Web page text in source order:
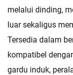
melalui dinding,
luar sekaligus
Tersedia dalam
kompatibel
gardu induk,